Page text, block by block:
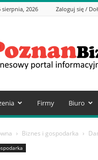
sierpnia, 2026 Zaloguj się /
–
Informacje
biznesowe
Firmy Biuro
Biznes i gospodarka